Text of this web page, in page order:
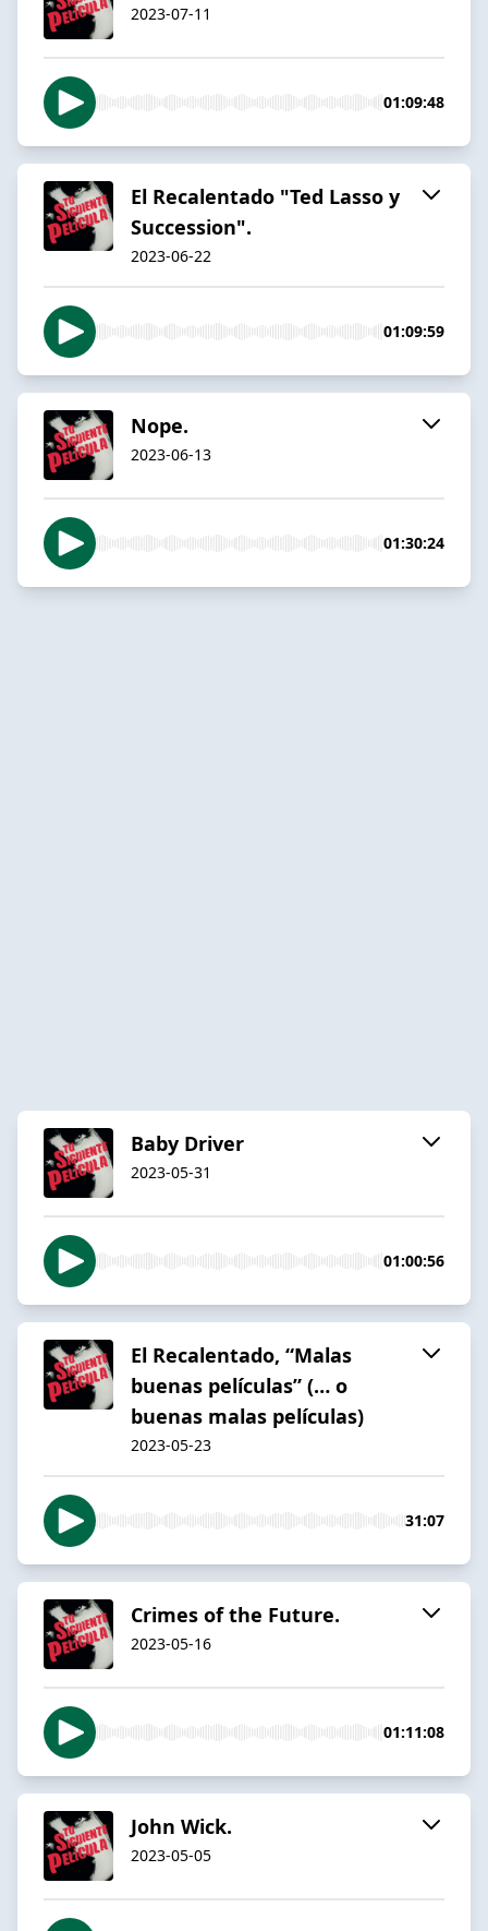
2023-07-11
01:09:48
El Recalentado "Ted Lasso y
Succession".
2023-06-22
01:09:59
Nope.
2023-06-13
01:30:24
Baby Driver
2023-05-31
01:00:56
El Recalentado, “Malas
buenas películas” (… o
buenas malas películas)
2023-05-23
31:07
Crimes of the Future.
2023-05-16
01:11:08
John Wick.
2023-05-05